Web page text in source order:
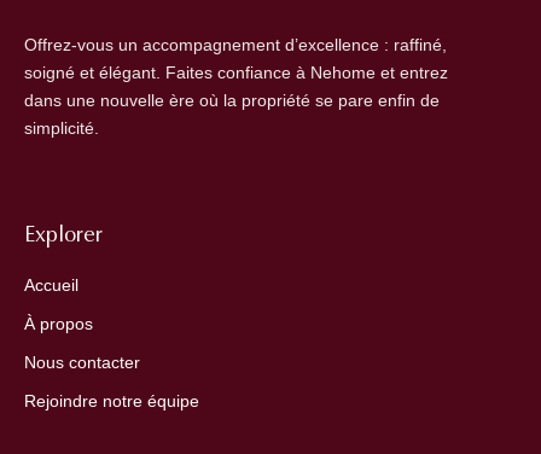
Offrez-vous un accompagnement d’excellence : raffiné,
soigné et élégant. Faites confiance à Nehome et entrez
dans une nouvelle ère où la propriété se pare enfin de
simplicité.
Explorer
Accueil
À propos
Nous contacter
Rejoindre notre équipe